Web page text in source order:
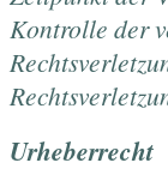
Kontrolle der
Urheberrecht